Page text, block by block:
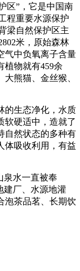
区”，它是中国南
程重要水源保护
梁自然保护区主
米，原始森林
气中负氧离子含量
植物就有459余
熊猫、金丝猴、
生态净化，水质
软硬适中，造就了
自然状态的多种有
体吸收利用，有益
水一直被奉
建厂、水源地灌
泡茶品茗、长期饮